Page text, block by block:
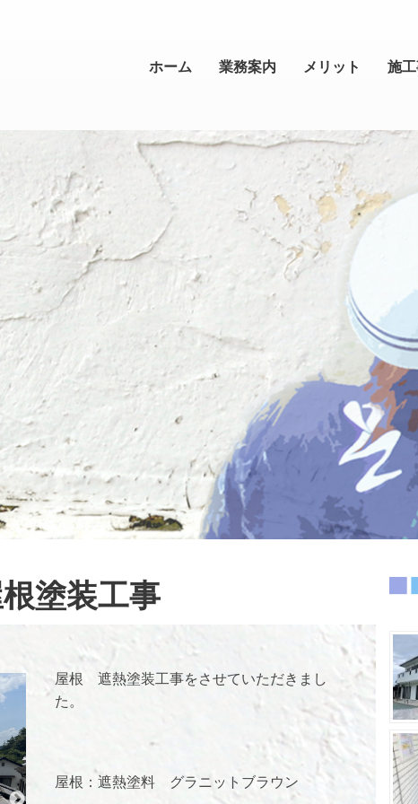
ホーム 業務案内 メリット 施工
塗装工事
屋根 遮熱塗装工事をさせていただきまし
た。
屋根：遮熱塗料 グラニットブラウン